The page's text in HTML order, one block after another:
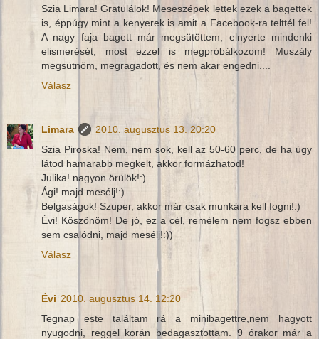
Szia Limara! Gratulálok! Meseszépek lettek ezek a bagettek
is, éppúgy mint a kenyerek is amit a Facebook-ra telttél fel!
A nagy faja bagett már megsütöttem, elnyerte mindenki
elismerését, most ezzel is megpróbálkozom! Muszály
megsütnöm, megragadott, és nem akar engedni....
Válasz
Limara
2010. augusztus 13. 20:20
Szia Piroska! Nem, nem sok, kell az 50-60 perc, de ha úgy
látod hamarabb megkelt, akkor formázhatod!
Julika! nagyon örülök!:)
Ági! majd mesélj!:)
Belgaságok! Szuper, akkor már csak munkára kell fogni!:)
Évi! Köszönöm! De jó, ez a cél, remélem nem fogsz ebben
sem csalódni, majd mesélj!:))
Válasz
Évi 2010. augusztus 14. 12:20
Tegnap este találtam rá a minibagettre,nem hagyott
nyugodni, reggel korán bedagasztottam. 9 órakor már a